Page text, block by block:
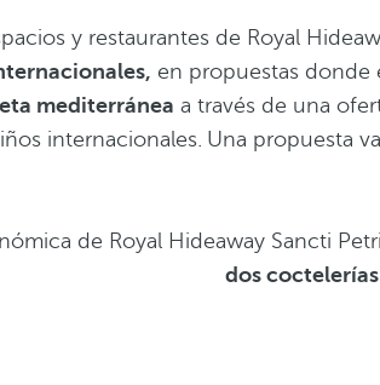
y restaurantes de Royal
en propuestas donde
mediterránea a través de una
internacionales. Una propuesta
de Royal Hideaway Sancti
dos